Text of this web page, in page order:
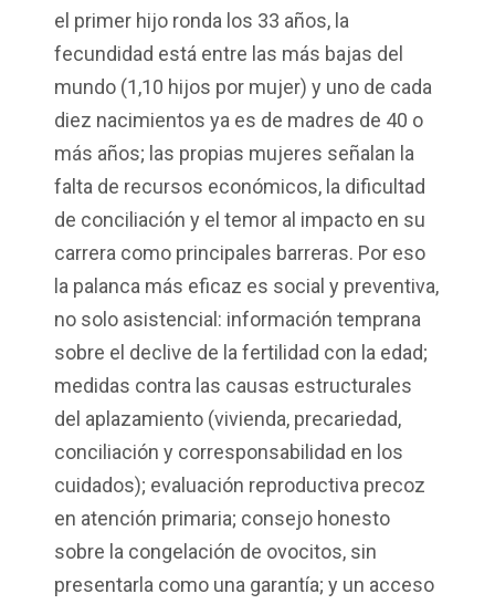
el primer hijo ronda los 33 años, la
fecundidad está entre las más bajas del
mundo (1,10 hijos por mujer) y uno de cada
diez nacimientos ya es de madres de 40 o
más años; las propias mujeres señalan la
falta de recursos económicos, la dificultad
de conciliación y el temor al impacto en su
carrera como principales barreras. Por eso
la palanca más eficaz es social y preventiva,
no solo asistencial: información temprana
sobre el declive de la fertilidad con la edad;
medidas contra las causas estructurales
del aplazamiento (vivienda, precariedad,
conciliación y corresponsabilidad en los
cuidados); evaluación reproductiva precoz
en atención primaria; consejo honesto
sobre la congelación de ovocitos, sin
presentarla como una garantía; y un acceso